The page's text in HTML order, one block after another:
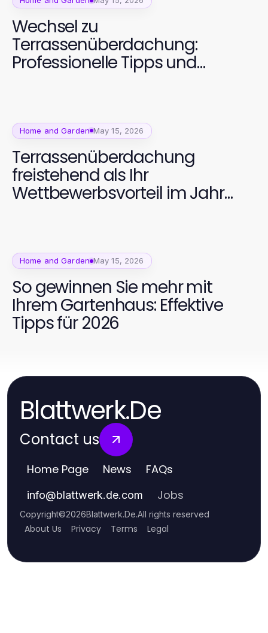
Wechsel zu
Terrassenüberdachung:
Professionelle Tipps und
Vorteile für 2026
Home and Garden May 15, 2026
Terrassenüberdachung
freistehend als Ihr
Wettbewerbsvorteil im Jahr
Home and Garden May 15, 2026
So gewinnen Sie mehr mit
Ihrem Gartenhaus: Effektive
Tipps für 2026
Blattwerk.De
Contact us
Home Page News FAQs
info@blattwerk.de.com Jobs
Copyright©2026Blattwerk.De.All rights reserved
About Us Privacy Terms Legal